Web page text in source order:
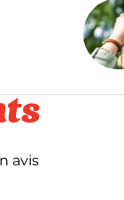
avis